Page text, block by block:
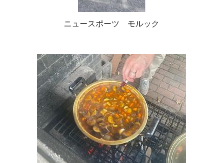
ニュースポーツ モルック